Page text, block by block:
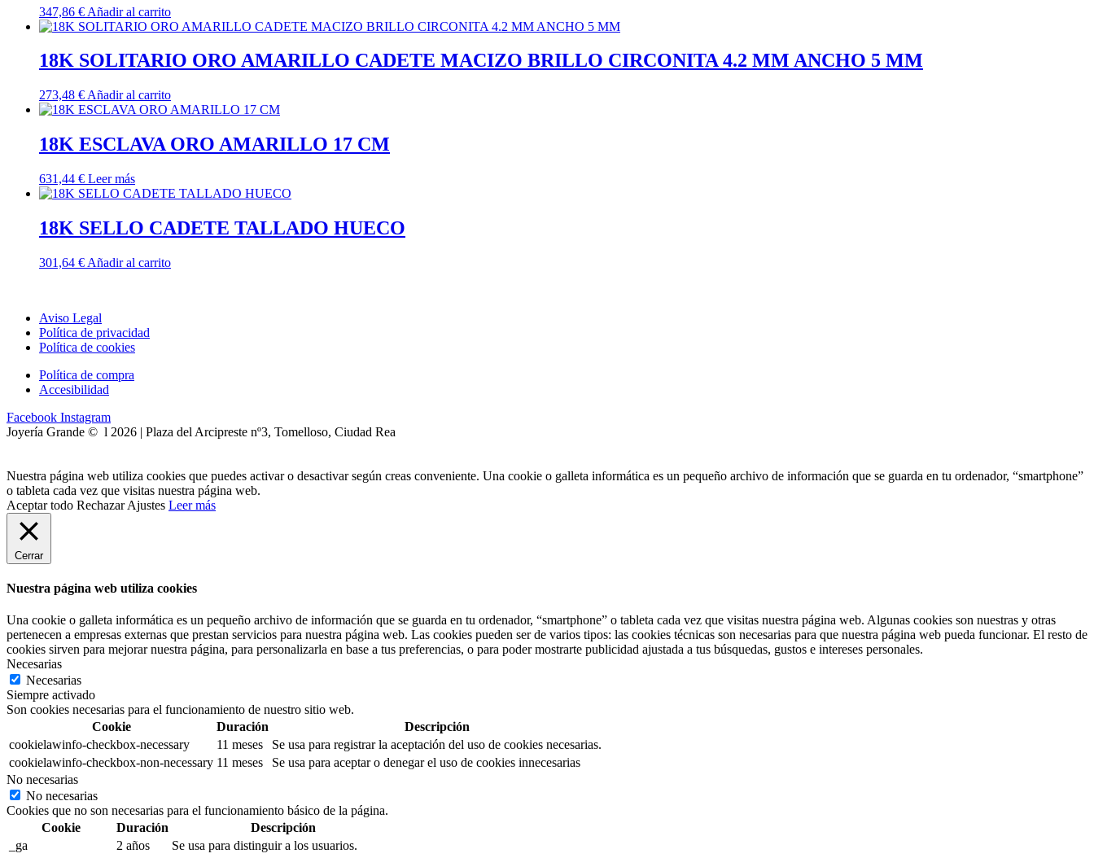
347,86 € Añadir al carrito
18K SOLITARIO ORO AMARILLO CADETE MACIZO BRILLO CIRCONITA 4.2 MM ANCHO 5 MM
273,48 € Añadir al carrito
18K ESCLAVA ORO AMARILLO 17 CM
631,44 € Leer más
18K SELLO CADETE TALLADO HUECO
301,64 € Añadir al carrito
Aviso Legal
Política de privacidad
Política de cookies
Política de compra
Accesibilidad
Facebook Instagram
Joyería Grande © l 2026 | Plaza del Arcipreste nº3, Tomelloso, Ciudad Rea
Nuestra página web utiliza cookies que puedes activar o desactivar según creas conveniente. Una cookie o galleta informática es un pequeño archivo de información que se guarda en tu ordenador, “smartphone”
o tableta cada vez que visitas nuestra página web.
Aceptar todo Rechazar Ajustes Leer más
Cerrar
Nuestra página web utiliza cookies
Una cookie o galleta informática es un pequeño archivo de información que se guarda en tu ordenador, “smartphone” o tableta cada vez que visitas nuestra página web. Algunas cookies son nuestras y otras
pertenecen a empresas externas que prestan servicios para nuestra página web. Las cookies pueden ser de varios tipos: las cookies técnicas son necesarias para que nuestra página web pueda funcionar. El resto de
cookies sirven para mejorar nuestra página, para personalizarla en base a tus preferencias, o para poder mostrarte publicidad ajustada a tus búsquedas, gustos e intereses personales.
Necesarias
Necesarias
Siempre activado
Son cookies necesarias para el funcionamiento de nuestro sitio web.
Cookie
Duración
Descripción
cookielawinfo-checkbox-necessary
11 meses
Se usa para registrar la aceptación del uso de cookies necesarias.
cookielawinfo-checkbox-non-necessary 11 meses
Se usa para aceptar o denegar el uso de cookies innecesarias
No necesarias
No necesarias
Cookies que no son necesarias para el funcionamiento básico de la página.
Cookie
Duración
Descripción
_ga
2 años
Se usa para distinguir a los usuarios.